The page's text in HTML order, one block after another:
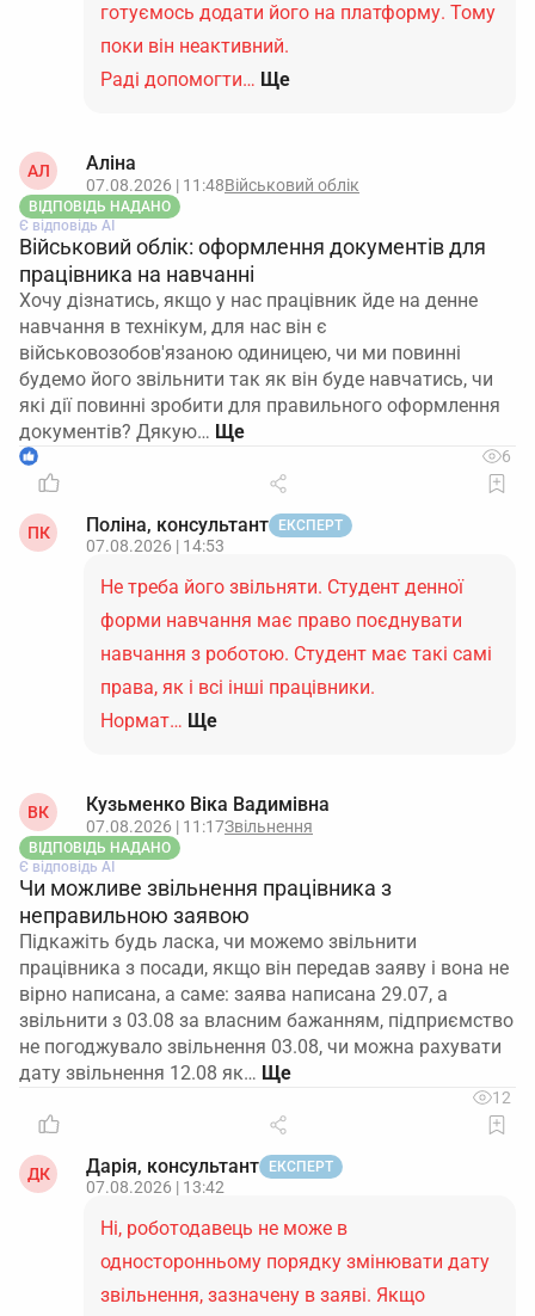
готуємось додати його на платформу. Тому
поки він неактивний.
Раді допомогти… Ще
АЛ Аліна
07.08.2026 | 11:48Військовий облік
ВІДПОВІДЬ НАДАНО
Є відповідь АІ
Військовий облік: оформлення документів для
працівника на навчанні
Хочу дізнатись, якщо у нас працівник йде на денне
навчання в технікум, для нас він є
військовозобов'язаною одиницею, чи ми повинні
будемо його звільнити так як він буде навчатись, чи
які дії повинні зробити для правильного оформлення
документів? Дякую…
1 6
ПК Поліна, консультант ЕКСПЕРТ
07.08.2026 | 14:53
Не треба його звільняти. Студент денної
форми навчання має право поєднувати
навчання з роботою. Студент має такі самі
права, як і всі інші працівники.
Нормат… Ще
ВК Кузьменко Віка Вадимівна
07.08.2026 | 11:17Звільнення
ВІДПОВІДЬ НАДАНО
Є відповідь АІ
Чи можливе звільнення працівника з
неправильною заявою
Підкажіть будь ласка, чи можемо звільнити
працівника з посади, якщо він передав заяву і вона не
вірно написана, а саме: заява написана 29.07, а
звільнити з 03.08 за власним бажанням, підприємство
не погоджувало звільнення 03.08, чи можна рахувати
дату звільнення 12.08 як…
12
ДК Дарія, консультант ЕКСПЕРТ
07.08.2026 | 13:42
Ні, роботодавець не може в
односторонньому порядку змінювати дату
звільнення, зазначену в заяві. Якщо